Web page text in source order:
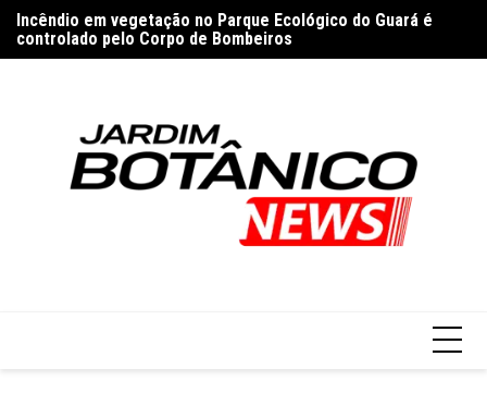
para
o
Incêndio em vegetação no Parque Ecológico do Guará é
controlado pelo Corpo de Bombeiros